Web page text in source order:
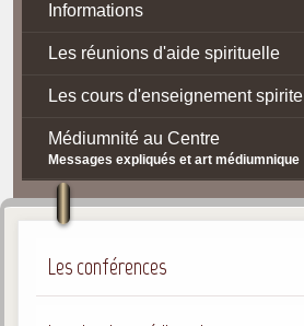
Informations
Les réunions d'aide spirituelle
Les cours d'enseignement spirite
Médiumnité au Centre
Messages expliqués et art médiumnique
Contact / Accès
Spiritisme
Les conférences